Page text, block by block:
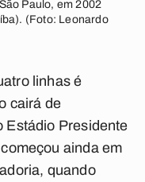
Paulo, em 2002
(Foto: Leonardo
linhas é
cairá de
Estádio Presidente
ainda em
quando